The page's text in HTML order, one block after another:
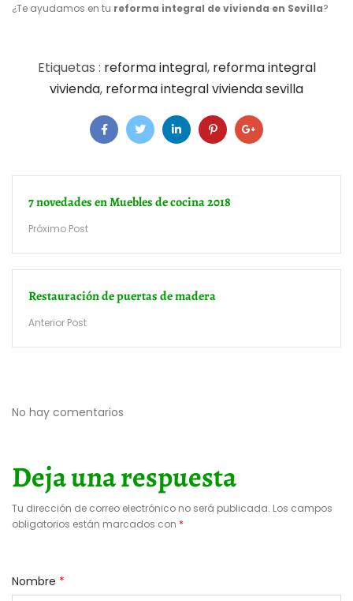
¿Te ayudamos en tu reforma integral de vivienda en Sevilla?
Etiquetas : reforma integral, reforma integral
vivienda, reforma integral vivienda sevilla
7 novedades en Muebles de cocina 2018
Próximo Post
Restauración de puertas de madera
Anterior Post
No hay comentarios
Deja una respuesta
Tu dirección de correo electrónico no será publicada. Los campos
obligatorios están marcados con *
Nombre *